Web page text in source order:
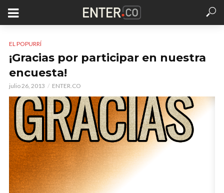
EL POPURRÍ
¡Gracias por participar en nuestra
encuesta!
julio 26, 2013 ENTER.CO